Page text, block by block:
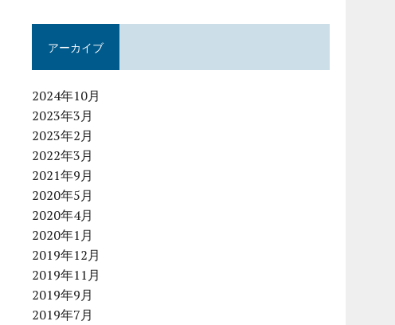
アーカイブ
2024年10月
2023年3月
2023年2月
2022年3月
2021年9月
2020年5月
2020年4月
2020年1月
2019年12月
2019年11月
2019年9月
2019年7月